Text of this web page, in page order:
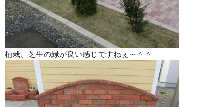
植栽、芝生の緑が良い感じですねぇ～＾＾